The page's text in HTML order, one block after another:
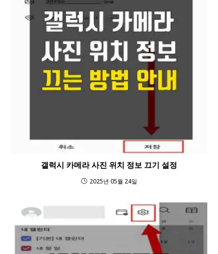
갤럭시 카메라 사진 위치 정보 끄기 설정
2025년 05월 24일